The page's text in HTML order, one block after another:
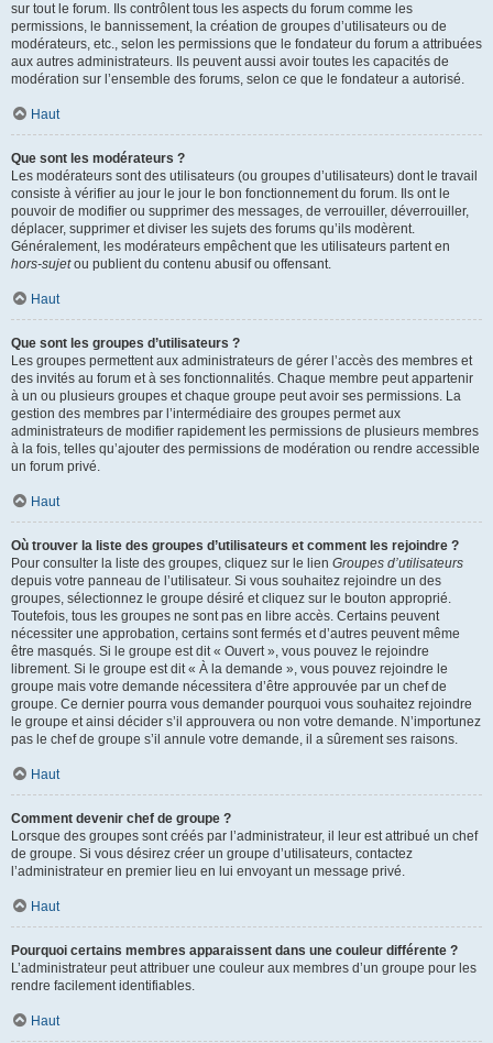
sur tout le forum. Ils contrôlent tous les aspects du forum comme les
permissions, le bannissement, la création de groupes d’utilisateurs ou de
modérateurs, etc., selon les permissions que le fondateur du forum a attribuées
aux autres administrateurs. Ils peuvent aussi avoir toutes les capacités de
modération sur l’ensemble des forums, selon ce que le fondateur a autorisé.
Haut
Que sont les modérateurs ?
Les modérateurs sont des utilisateurs (ou groupes d’utilisateurs) dont le travail
consiste à vérifier au jour le jour le bon fonctionnement du forum. Ils ont le
pouvoir de modifier ou supprimer des messages, de verrouiller, déverrouiller,
déplacer, supprimer et diviser les sujets des forums qu’ils modèrent.
Généralement, les modérateurs empêchent que les utilisateurs partent en
hors-sujetou publient du contenu abusif ou offensant.
Haut
Que sont les groupes d’utilisateurs ?
Les groupes permettent aux administrateurs de gérer l’accès des membres et
des invités au forum et à ses fonctionnalités. Chaque membre peut appartenir
à un ou plusieurs groupes et chaque groupe peut avoir ses permissions. La
gestion des membres par l’intermédiaire des groupes permet aux
administrateurs de modifier rapidement les permissions de plusieurs membres
à la fois, telles qu’ajouter des permissions de modération ou rendre accessible
un forum privé.
Haut
Où trouver la liste des groupes d’utilisateurs et comment les rejoindre ?
Pour consulter la liste des groupes, cliquez sur le lien Groupes d’utilisateurs
depuis votre panneau de l’utilisateur. Si vous souhaitez rejoindre un des
groupes, sélectionnez le groupe désiré et cliquez sur le bouton approprié.
Toutefois, tous les groupes ne sont pas en libre accès. Certains peuvent
nécessiter une approbation, certains sont fermés et d’autres peuvent même
être masqués. Si le groupe est dit « Ouvert », vous pouvez le rejoindre
librement. Si le groupe est dit « À la demande », vous pouvez rejoindre le
groupe mais votre demande nécessitera d’être approuvée par un chef de
groupe. Ce dernier pourra vous demander pourquoi vous souhaitez rejoindre
le groupe et ainsi décider s’il approuvera ou non votre demande. N’importunez
pas le chef de groupe s’il annule votre demande, il a sûrement ses raisons.
Haut
Comment devenir chef de groupe ?
Lorsque des groupes sont créés par l’administrateur, il leur est attribué un chef
de groupe. Si vous désirez créer un groupe d’utilisateurs, contactez
l’administrateur en premier lieu en lui envoyant un message privé.
Haut
Pourquoi certains membres apparaissent dans une couleur différente ?
L’administrateur peut attribuer une couleur aux membres d’un groupe pour les
rendre facilement identifiables.
Haut